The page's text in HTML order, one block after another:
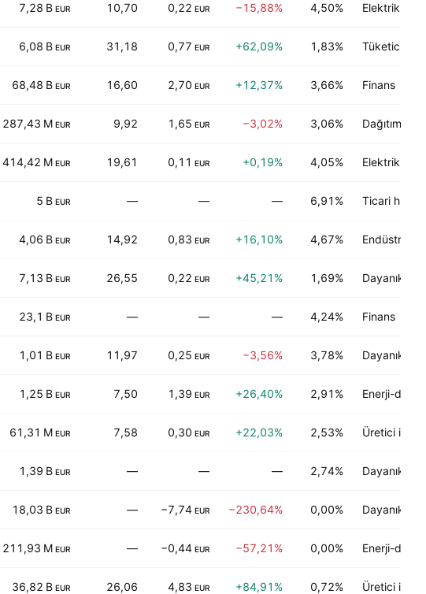
7,28 B EUR 10,70 0,22 EUR −15,88% 4,50% Elektrik,
6,08 B EUR 31,18 0,77 EUR +62,09% 1,83% Tüketici
68,48 B EUR 16,60 2,70 EUR +12,37% 3,66% Finans
287,43 M EUR 9,92 1,65 EUR −3,02% 3,06% Dağıtım
414,42 M EUR 19,61 0,11 EUR +0,19% 4,05% Elektrik,
5 B EUR — — — 6,91% Ticari
4,06 B EUR 14,92 0,83 EUR +16,10% 4,67% Endüstriyel
7,13 B EUR 26,55 0,22 EUR +45,21% 1,69% Dayanıklı
23,1 B EUR — — — 4,24% Finans
1,01 B EUR 11,97 0,25 EUR −3,56% 3,78% Dayanıklı
1,25 B EUR 7,50 1,39 EUR +26,40% 2,91% Enerji-dışı
61,31 M EUR 7,58 0,30 EUR +22,03% 2,53% Üretici
1,39 B EUR — — — 2,74% Dayanıklı
18,03 B EUR — −7,74 EUR −230,64% 0,00% Dayanıklı
211,93 M EUR — −0,44 EUR −57,21% 0,00% Enerji-dışı
36,82 B EUR 26,06 4,83 EUR +84,91% 0,72% Üretici